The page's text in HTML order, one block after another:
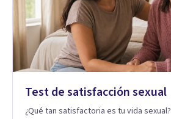
Test de satisfacción sexual
¿Qué tan satisfactoria es tu vida sexual?